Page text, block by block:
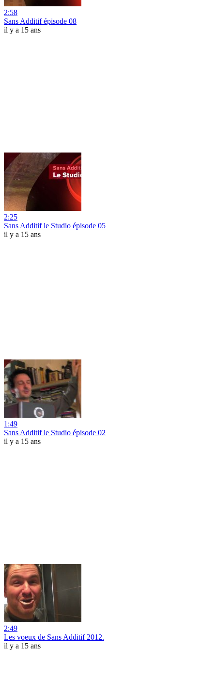
2:58
Sans Additif épisode 08
il y a 15 ans
2:25
Sans Additif le Studio épisode 05
il y a 15 ans
1:49
Sans Additif le Studio épisode 02
il y a 15 ans
2:49
Les voeux de Sans Additif 2012.
il y a 15 ans